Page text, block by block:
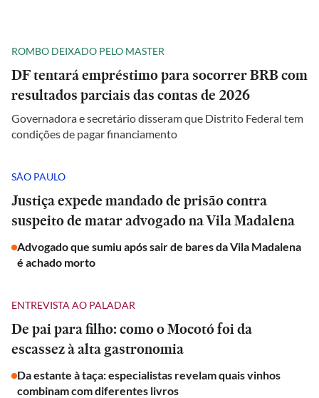
ROMBO DEIXADO PELO MASTER
DF tentará empréstimo para socorrer BRB com
resultados parciais das contas de 2026
Governadora e secretário disseram que Distrito Federal tem
condições de pagar financiamento
SÃO PAULO
Justiça expede mandado de prisão contra
suspeito de matar advogado na Vila Madalena
Advogado que sumiu após sair de bares da Vila Madalena
é achado morto
ENTREVISTA AO PALADAR
De pai para filho: como o Mocotó foi da
escassez à alta gastronomia
Da estante à taça: especialistas revelam quais vinhos
combinam com diferentes livros